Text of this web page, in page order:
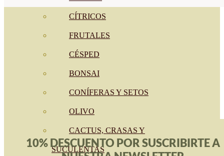
CÍTRICOS
FRUTALES
CÉSPED
BONSAI
CONÍFERAS Y SETOS
OLIVO
CACTUS, CRASAS Y
SUCULENTAS
10% DESCUENTO POR SUSCRIBIRTE A